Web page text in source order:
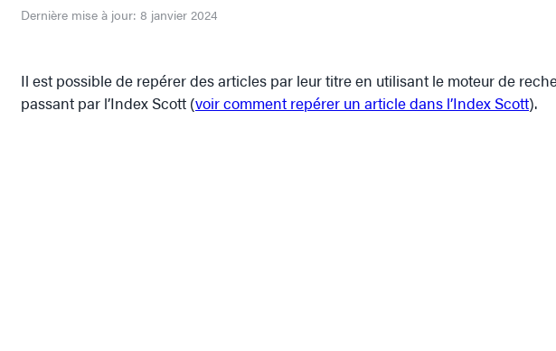
Dernière mise à jour: 8 janvier 2024
Il est possible de repérer des articles par leur titre en utilisant le moteur de
passant par l’Index Scott (voir comment repérer un article dans l’Index Scott).